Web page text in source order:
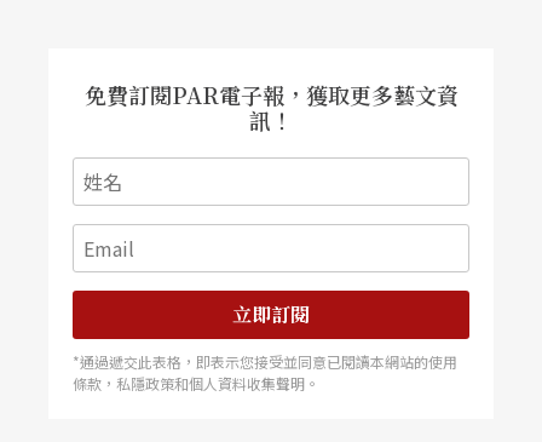
免費訂閱PAR電子報，獲取更多藝文資
訊！
立即訂閱
*通過遞交此表格，即表示您接受並同意已閱讀本網站的使用
條款，私隱政策和個人資料收集聲明。